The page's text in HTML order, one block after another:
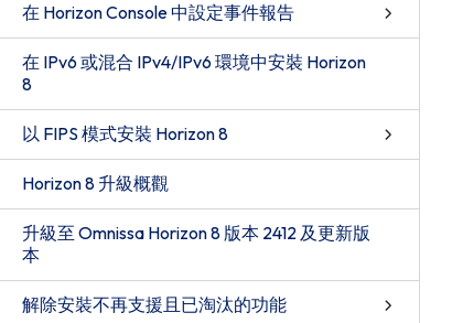
在 Horizon Console 中設定事件報告
在 IPv6 或混合 IPv4/IPv6 環境中安裝 Horizon
8
以 FIPS 模式安裝 Horizon 8
Horizon 8 升級概觀
升級至 Omnissa Horizon 8 版本 2412 及更新版
本
解除安裝不再支援且已淘汰的功能